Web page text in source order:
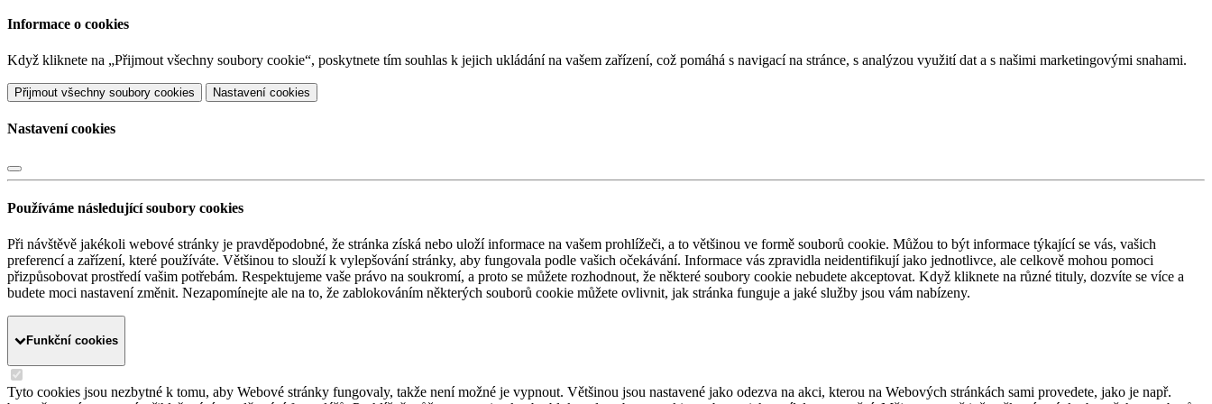
Informace o cookies
Když kliknete na „Přijmout všechny soubory cookie“, poskytnete tím souhlas k jejich ukládání na vašem zařízení, což pomáhá s navigací na stránce, s analýzou využití dat a s našimi marketingovými snahami.
Přijmout všechny soubory cookies Nastavení cookies
Nastavení cookies
Používáme následující soubory cookies
Při návštěvě jakékoli webové stránky je pravděpodobné, že stránka získá nebo uloží informace na vašem prohlížeči, a to většinou ve formě souborů cookie. Můžou to být informace týkající se vás, vašich
preferencí a zařízení, které používáte. Většinou to slouží k vylepšování stránky, aby fungovala podle vašich očekávání. Informace vás zpravidla neidentifikují jako jednotlivce, ale celkově mohou pomoci
přizpůsobovat prostředí vašim potřebám. Respektujeme vaše právo na soukromí, a proto se můžete rozhodnout, že některé soubory cookie nebudete akceptovat. Když kliknete na různé tituly, dozvíte se více a
budete moci nastavení změnit. Nezapomínejte ale na to, že zablokováním některých souborů cookie můžete ovlivnit, jak stránka funguje a jaké služby jsou vám nabízeny.
Funkční cookies
Tyto cookies jsou nezbytné k tomu, aby Webové stránky fungovaly, takže není možné je vypnout. Většinou jsou nastavené jako odezva na akci, kterou na Webových stránkách sami provedete, jako je např.